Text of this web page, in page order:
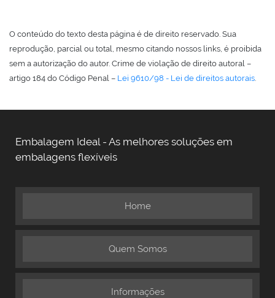
O conteúdo do texto desta página é de direito reservado. Sua
reprodução, parcial ou total, mesmo citando nossos links, é proibida
sem a autorização do autor. Crime de violação de direito autoral –
artigo 184 do Código Penal – Lei 9610/98 - Lei de direitos autorais.
Embalagem Ideal - As melhores soluções em
embalagens flexíveis
Home
Quem Somos
Informações